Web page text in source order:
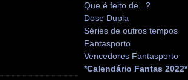
Que é feito de...?
Dose Dupla
Séries de outros tempos
Fantasporto
Vencedores Fantasporto
*Calendário Fantas 2022*